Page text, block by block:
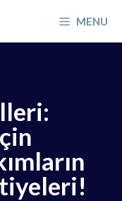
MENU